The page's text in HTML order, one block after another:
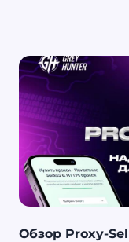
Розенберг. Он
конференциям, не
тонусе и превращать
Обзор Proxy-